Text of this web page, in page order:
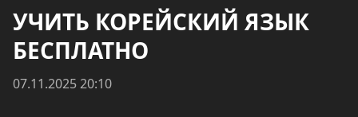
УЧИТЬ КОРЕЙСКИЙ ЯЗЫК
БЕСПЛАТНО
07.11.2025 20:10